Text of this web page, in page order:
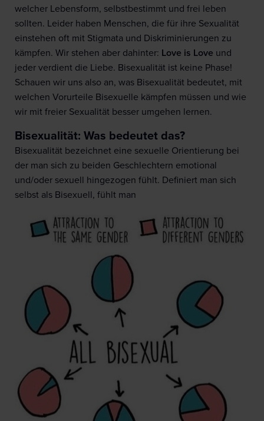
welcher Lebensform, selbstbestimmt und frei leben
sollten. Leider haben Menschen, die für ihre Sexualität
einstehen oft mit Stigmata und Diskriminierungen zu
kämpfen. Wir stehen aber dahinter: Love is Love und
jeder verdient die Liebe. Bisexualität ist keine Phase!
Schauen wir uns also an, was Bisexualität bedeutet, mit
welchen Vorurteile Bisexuelle kämpfen müssen und wie
wir mit freier Sexualität besser umgehen lernen.
Bisexualität: Was bedeutet das?
Bisexualität bezeichnet eine sexuelle Orientierung bei
der man sich zu beiden Geschlechtern emotional
und/oder sexuell hingezogen fühlt. Definiert man sich
selbst als Bisexuell, fühlt man